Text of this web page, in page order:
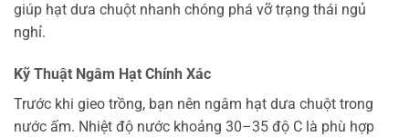
giúp hạt dưa chuột nhanh chóng phá vỡ trạng thái ngủ
nghỉ.
Kỹ Thuật Ngâm Hạt Chính Xác
Trước khi gieo trồng, bạn nên ngâm hạt dưa chuột trong
nước ấm. Nhiệt độ nước khoảng 30–35 độ C là phù hợp